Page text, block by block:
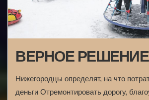
ВЕРНОЕ РЕШЕНИЕ
Нижегородцы определят, на что
деньги Отремонтировать дорогу,